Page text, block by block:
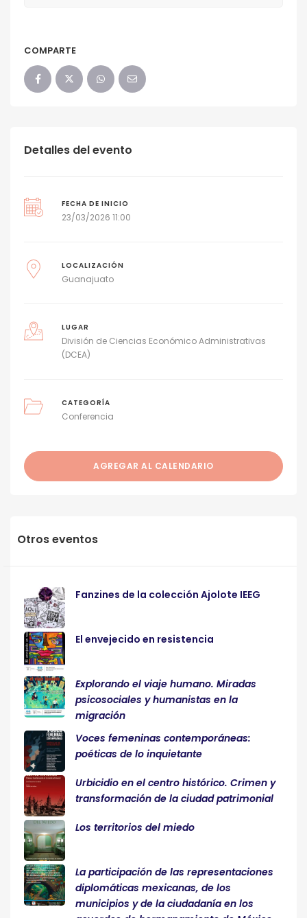
COMPARTE
Detalles del evento
FECHA DE INICIO
23/03/2026 11:00
LOCALIZACIÓN
Guanajuato
LUGAR
División de Ciencias Económico Administrativas
(DCEA)
CATEGORÍA
Conferencia
AGREGAR AL CALENDARIO
Otros eventos
Fanzines de la colección Ajolote IEEG
El envejecido en resistencia
Explorando el viaje humano. Miradas
psicosociales y humanistas en la
migración
Voces femeninas contemporáneas:
poéticas de lo inquietante
Urbicidio en el centro histórico. Crimen y
transformación de la ciudad patrimonial
Los territorios del miedo
La participación de las representaciones
diplomáticas mexicanas, de los
municipios y de la ciudadanía en los